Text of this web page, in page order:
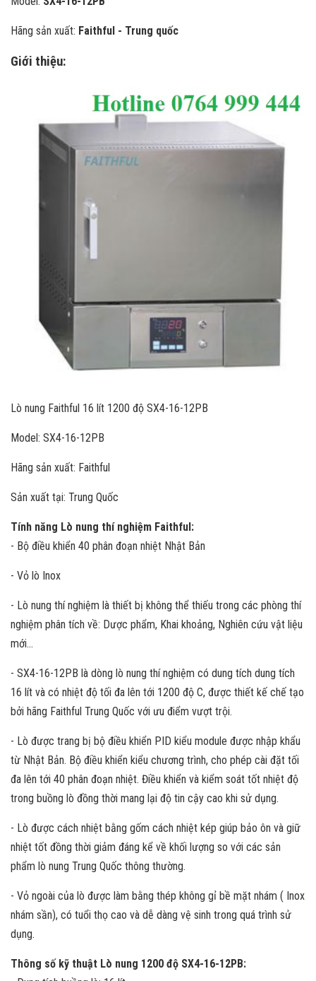
Hãng sản xuất: Faithful - Trung quốc
Giới thiệu:
Lò nung Faithful 16 lít 1200 độ SX4-16-12PB
Model: SX4-16-12PB
Hãng sản xuất: Faithful
Sản xuất tại: Trung Quốc
Tính năng Lò nung thí nghiệm Faithful:
- Bộ điều khiển 40 phân đoạn nhiệt Nhật Bản
- Vỏ lò Inox
- Lò nung thí nghiệm là thiết bị không thể thiếu trong các phòng thí
nghiệm phân tích về: Dược phẩm, Khai khoảng, Nghiên cứu vật liệu
mới...
- SX4-16-12PB là dòng lò nung thí nghiệm có dung tích dung tích
16 lít và có nhiệt độ tối đa lên tới 1200 độ C, được thiết kế chế tạo
bởi hãng Faithful Trung Quốc với ưu điểm vượt trội.
- Lò được trang bị bộ điều khiển PID kiểu module được nhập khẩu
từ Nhật Bản. Bộ điều khiển kiểu chương trình, cho phép cài đặt tối
đa lên tới 40 phân đoạn nhiệt. Điều khiển và kiểm soát tốt nhiệt độ
trong buồng lò đồng thời mang lại độ tin cậy cao khi sử dụng.
- Lò được cách nhiệt bằng gốm cách nhiệt kép giúp bảo ôn và giữ
nhiệt tốt đồng thời giảm đáng kể về khối lượng so với các sản
phẩm lò nung Trung Quốc thông thường.
- Vỏ ngoài của lò được làm bằng thép không gỉ bề mặt nhám ( Inox
nhám sần), có tuổi thọ cao và dễ dàng vệ sinh trong quá trình sử
dụng.
Thông số kỹ thuật Lò nung 1200 độ SX4-16-12PB: